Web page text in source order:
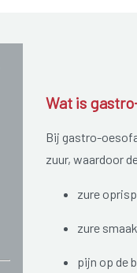
Wat is
Bij gastro-
zuur, waardoor
zure
zure
pijn op de